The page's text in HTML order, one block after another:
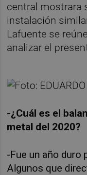
central mostrara
instalación
Lafuente se
analizar el
-¿Cuál es el
metal del 2020?
-Fue un año duro
Algunos que